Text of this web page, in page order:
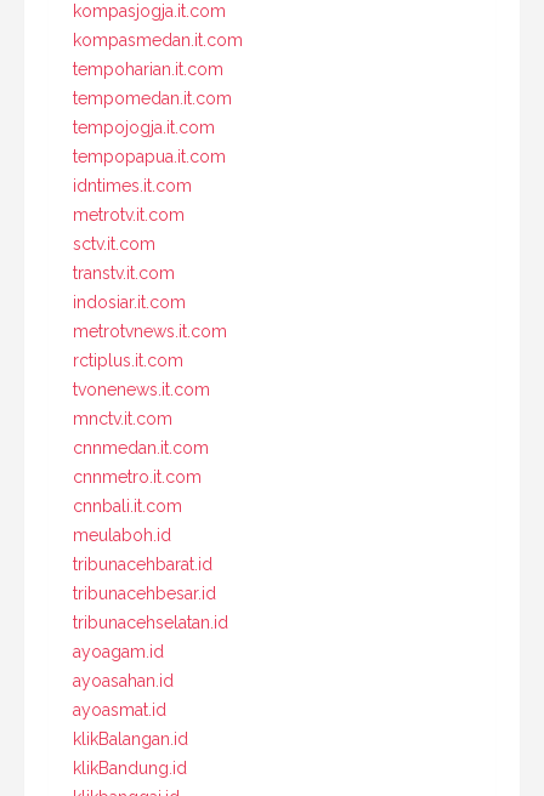
kompasjogja.it.com
kompasmedan.it.com
tempoharian.it.com
tempomedan.it.com
tempojogja.it.com
tempopapua.it.com
idntimes.it.com
metrotv.it.com
sctv.it.com
transtv.it.com
indosiar.it.com
metrotvnews.it.com
rctiplus.it.com
tvonenews.it.com
mnctv.it.com
cnnmedan.it.com
cnnmetro.it.com
cnnbali.it.com
meulaboh.id
tribunacehbarat.id
tribunacehbesar.id
tribunacehselatan.id
ayoagam.id
ayoasahan.id
ayoasmat.id
klikBalangan.id
klikBandung.id